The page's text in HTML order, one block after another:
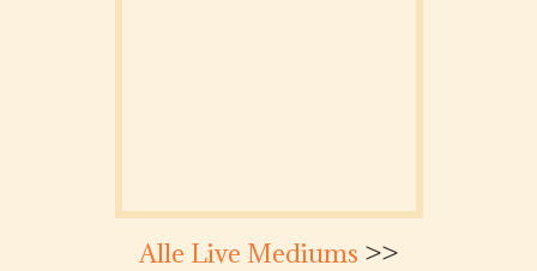
Alle Live Mediums >>